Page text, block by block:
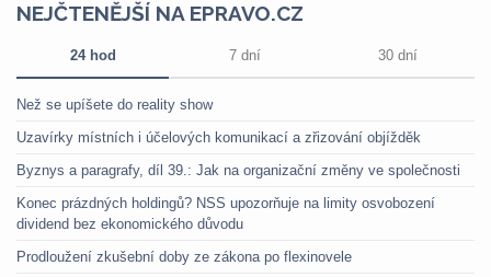
NEJČTENĚJŠÍ NA EPRAVO.CZ
24 hod 7 dní 30 dní
Než se upíšete do reality show
Uzavírky místních i účelových komunikací a zřizování objížděk
Byznys a paragrafy, díl 39.: Jak na organizační změny ve společnosti
Konec prázdných holdingů? NSS upozorňuje na limity osvobození
dividend bez ekonomického důvodu
Prodloužení zkušební doby ze zákona po flexinovele